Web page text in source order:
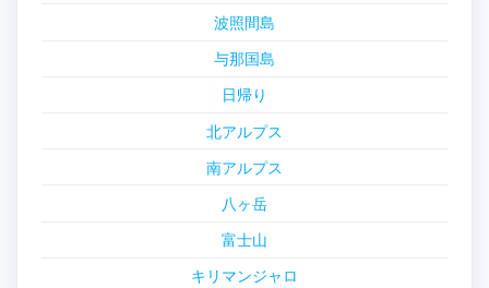
波照間島
与那国島
日帰り
北アルプス
南アルプス
八ヶ岳
富士山
キリマンジャロ